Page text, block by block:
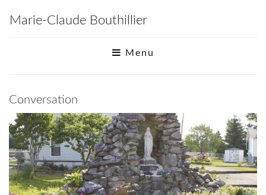
Marie-Claude Bouthillier
Menu
Conversation